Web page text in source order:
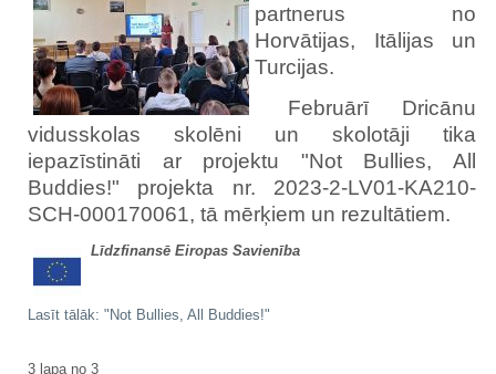
partnerus no
Horvātijas, Itālijas un
Turcijas.
Februārī Dricānu
vidusskolas skolēni un skolotāji tika
iepazīstināti ar projektu "Not Bullies, All
Buddies!" projekta nr. 2023-2-LV01-KA210-
SCH-000170061, tā mērķiem un rezultātiem.
Līdzfinansē Eiropas Savienība
Lasīt tālāk: "Not Bullies, All Buddies!"
3 lapa no 3